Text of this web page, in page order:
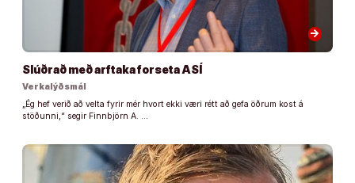
arrow_forward
Slúðrað með arftaka forseta ASÍ
Verkalýðsmál
„Ég hef verið að velta fyrir mér hvort ekki væri rétt að gefa öðrum kost á
stöðunni,“ segir Finnbjörn A. …